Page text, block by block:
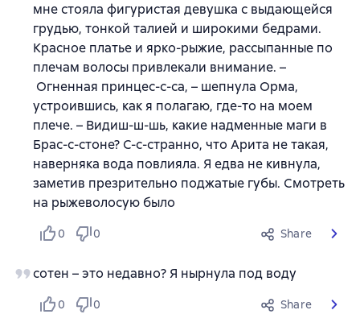
мне стояла фигуристая девушка с выдающейся
грудью, тонкой талией и широкими бедрами.
Красное платье и ярко-рыжие, рассыпанные по
плечам волосы привлекали внимание. –
Огненная принцес-с-са, – шепнула Орма,
устроившись, как я полагаю, где-то на моем
плече. – Видиш-ш-шь, какие надменные маги в
Брас-с-стоне? С-с-странно, что Арита не такая,
наверняка вода повлияла. Я едва не кивнула,
заметив презрительно поджатые губы. Смотреть
на рыжеволосую было
0 0 Share
сотен – это недавно? Я нырнула под воду
0 0 Share